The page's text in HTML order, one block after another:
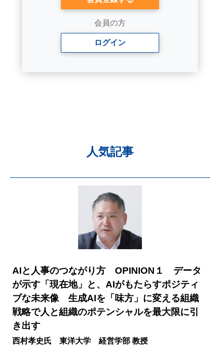
会員の方
ログイン
人気記事
AIと人事のつながり方 OPINION１ データ
が示す「現在地」と、AIがもたらすポジティ
ブな未来像 生成AIを「味方」に変える組織
戦略で人と組織のポテンシャルを最大限に引
き出す
西村孝史氏 東洋大学 経営学部 教授